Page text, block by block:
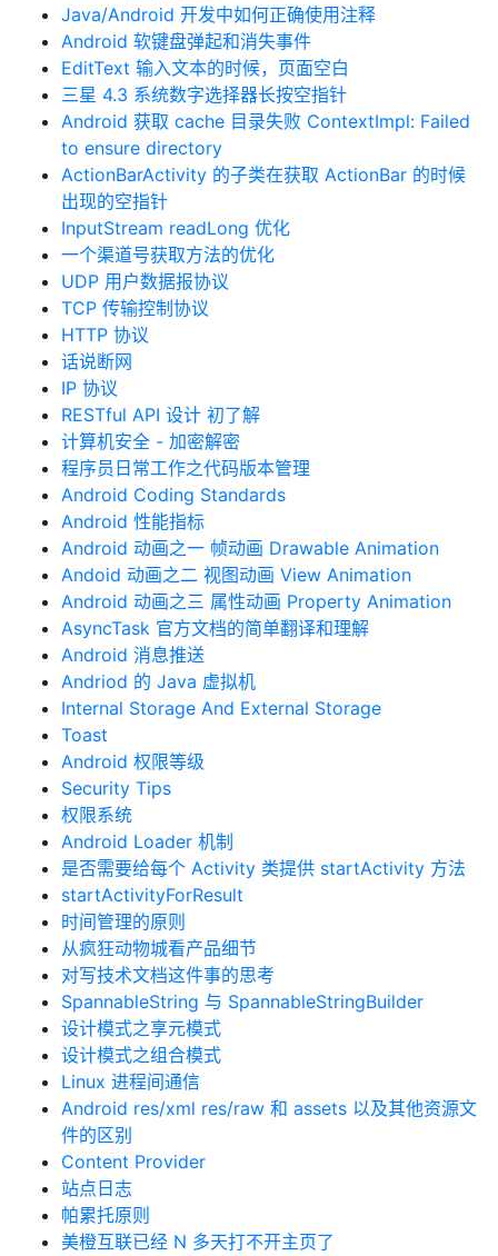
Java/Android 开发中如何正确使用注释
Android 软键盘弹起和消失事件
EditText 输入文本的时候，页面空白
三星 4.3 系统数字选择器长按空指针
Android 获取 cache 目录失败 ContextImpl: Failed
to ensure directory
ActionBarActivity 的子类在获取 ActionBar 的时候
出现的空指针
InputStream readLong 优化
一个渠道号获取方法的优化
UDP 用户数据报协议
TCP 传输控制协议
HTTP 协议
话说断网
IP 协议
RESTful API 设计 初了解
计算机安全 - 加密解密
程序员日常工作之代码版本管理
Android Coding Standards
Android 性能指标
Android 动画之一 帧动画 Drawable Animation
Andoid 动画之二 视图动画 View Animation
Android 动画之三 属性动画 Property Animation
AsyncTask 官方文档的简单翻译和理解
Android 消息推送
Andriod 的 Java 虚拟机
Internal Storage And External Storage
Toast
Android 权限等级
Security Tips
权限系统
Android Loader 机制
是否需要给每个 Activity 类提供 startActivity 方法
startActivityForResult
时间管理的原则
从疯狂动物城看产品细节
对写技术文档这件事的思考
SpannableString 与 SpannableStringBuilder
设计模式之享元模式
设计模式之组合模式
Linux 进程间通信
Android res/xml res/raw 和 assets 以及其他资源文
件的区别
Content Provider
站点日志
帕累托原则
美橙互联已经 N 多天打不开主页了